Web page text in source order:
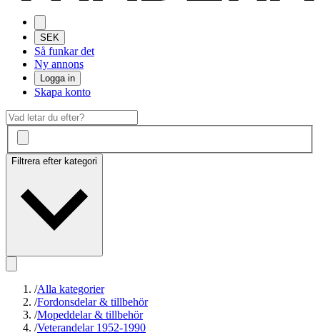
SEK
Så funkar det
Ny annons
Logga in
Skapa konto
Filtrera efter kategori
/Alla kategorier
/Fordonsdelar & tillbehör
/Mopeddelar & tillbehör
/Veterandelar 1952-1990